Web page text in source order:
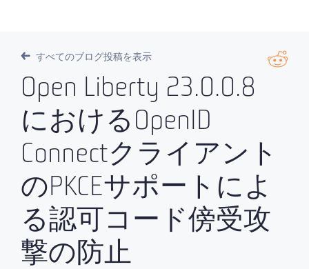
すべてのブログ投稿を表示
Open Liberty 23.0.0.8
におけるOpenID
Connectクライアント
のPKCEサポートによ
る認可コード傍受攻
撃の防止